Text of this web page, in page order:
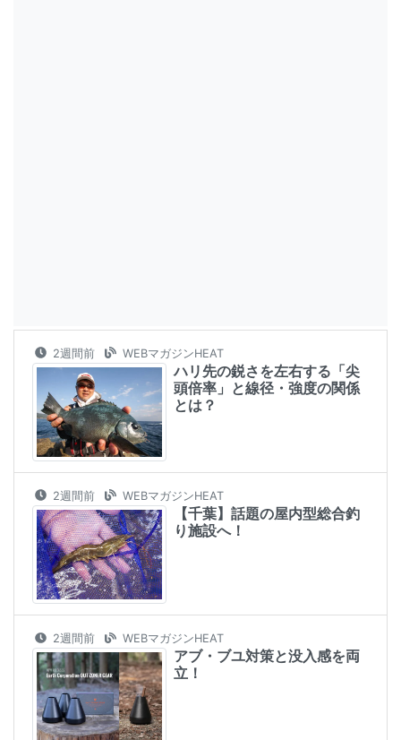
2週間前 WEBマガジンHEAT
ハリ先の鋭さを左右する「尖
頭倍率」と線径・強度の関係
とは？
2週間前 WEBマガジンHEAT
【千葉】話題の屋内型総合釣
り施設へ！
2週間前 WEBマガジンHEAT
アブ・ブユ対策と没入感を両
立！